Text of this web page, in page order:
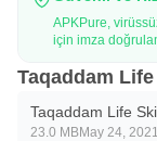
APKPure,
için imza
Taqaddam
Taqaddam Life
23.0 MBMay 24, 2021